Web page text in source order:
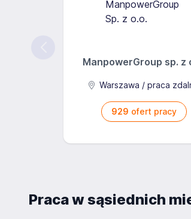
ManpowerGroup sp. z
Warszawa / praca
929 ofert pracy
Praca w sąsiednich